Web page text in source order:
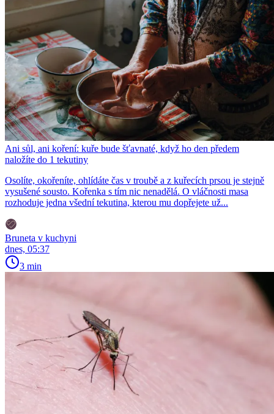
Ani sůl, ani koření: kuře bude šťavnaté, když ho den předem
naložíte do 1 tekutiny
Osolíte, okořeníte, ohlídáte čas v troubě a z kuřecích prsou je stejně
vysušené sousto. Kořenka s tím nic nenadělá. O vláčnosti masa
rozhoduje jedna všední tekutina, kterou mu dopřejete už...
Bruneta v kuchyni
dnes, 05:37
3 min